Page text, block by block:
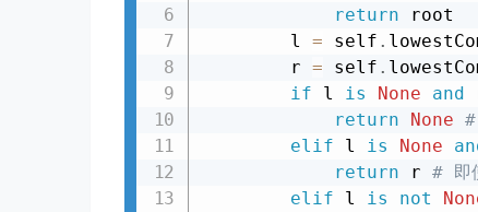
return root
        l
= self .
        r
= self .
if l is None and
return
None
elif l is None
return r # 即
elif l is not